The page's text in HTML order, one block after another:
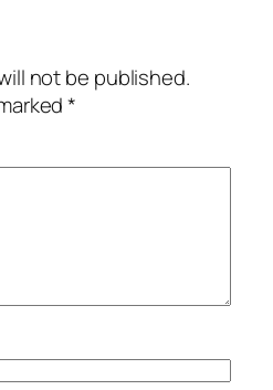
not be published.
*